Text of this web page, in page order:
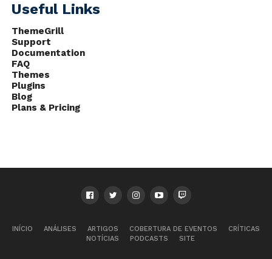
Useful Links
ThemeGrill
Support
Documentation
FAQ
Themes
Plugins
Blog
Plans & Pricing
INÍCIO ANÁLISES ARTIGOS COBERTURA DE EVENTOS
CRÍTICAS
NOTÍCIAS
PODCASTS SITE